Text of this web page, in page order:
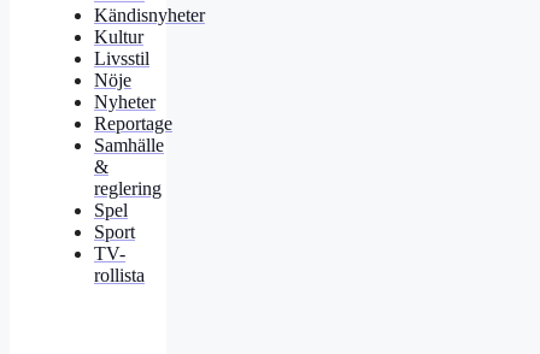
Kändisnyheter
Kultur
Livsstil
Nöje
Nyheter
Reportage
Samhälle
&
reglering
Spel
Sport
TV-
rollista